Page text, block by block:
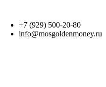
+7 (929) 500-20-80
info@mosgoldenmoney.ru